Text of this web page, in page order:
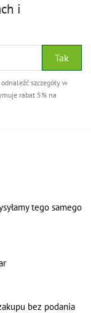
i
szczegóły w
rabat 5% na
tego samego
bez podania